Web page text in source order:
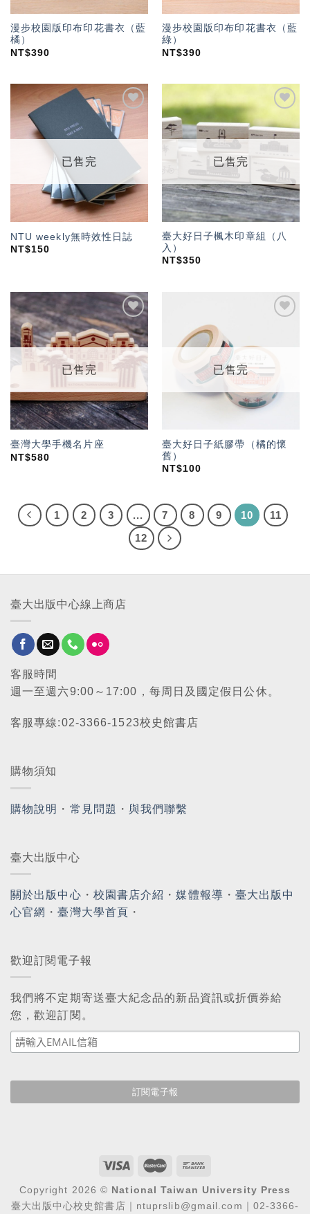
漫步校園版印布印花書衣（藍
橘）
NT$390
漫步校園版印布印花書衣（藍
綠）
NT$390
加入
望輕
單」
已售完
NTU weekly無時效性日誌
NT$150
「願
望輕
單」
已售完
臺大好日子楓木印章組（八
入）
NT$350
加入
「願
望輕
單」
已售完
臺灣大學手機名片座
NT$580
已售完
臺大好日子紙膠帶（橘的懷
舊）
NT$100
1 2 3 ... 7 8 9 10
11
12
臺大出版中心線上商店
客服時間
週一至週六9:00～17:00，每周日及國定假日公休。
客服專線:02-3366-1523校史館書店
購物須知
購物說明 ・ 常見問題 ・與我們聯繫
臺大出版中心
關於出版中心 ・ 校園書店介紹 ・媒體報導 ・ 臺大出版中
心官網 ・臺灣大學首頁 ・
歡迎訂閱電子報
我們將不定期寄送臺大紀念品的新品資訊或折價券給
您，歡迎訂閱。
Copyright 2026 © National Taiwan University Press
臺大出版中心校史館書店｜ntuprslib@gmail.com｜02-3366-